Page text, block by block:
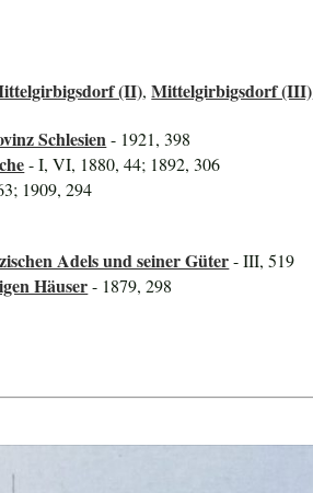
(II),Mittelgirbigsdorf (III)
Schlesien- 1921, 398
- I, VI, 1880, 44; 1892, 306
1909, 294
Adels und seiner Güter- III, 519
Häuser- 1879, 298